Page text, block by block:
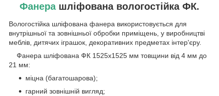
Фанерашліфована вологостійка ФК.
Вологостійка шліфована фанера використовується для
внутрішньої та зовнішньої обробки приміщень, у виробництві
меблів, дитячих іграшок, декоративних предметах інтер'єру.
Фанера шліфована ФК 1525х1525 мм товщини від 4 мм до
21 мм:
міцна (багатошарова);
гарний зовнішній вигляд;